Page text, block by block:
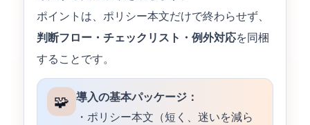
ポイントは、ポリシー本文だけで終わらせず、
判断フロー・チェックリスト・例外対応を同梱
することです。
🧩 導入の基本パッケージ：
・ポリシー本文（短く、迷いを減ら